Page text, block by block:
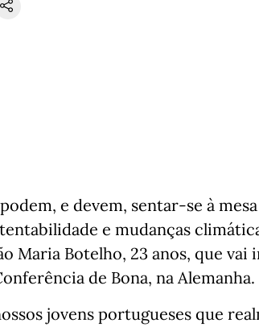
e devem, sentar-se à
e mudanças
Maria Botelho, 23 anos, que
de Bona, na Alemanha.
jovens portugueses que